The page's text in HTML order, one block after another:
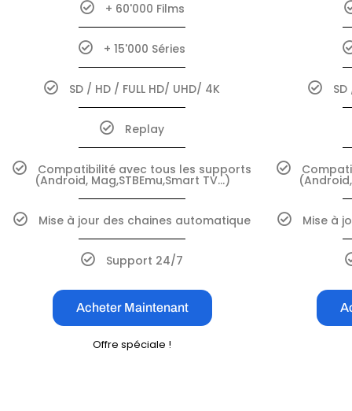
+ 60'000 Films
+ 15'000 Séries
SD / HD / FULL HD/ UHD/ 4K
Replay
Compatibilité avec tous les supports
(Android, Mag,STBEmu,Smart TV…)
Mise à jour des chaines automatique
Support 24/7
Acheter Maintenant
Offre spéciale !
Mise à